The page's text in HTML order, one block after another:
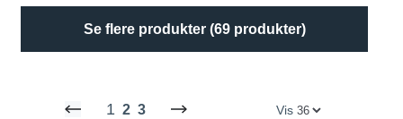
Se flere produkter (69 produkter)
1 2 3 Vis